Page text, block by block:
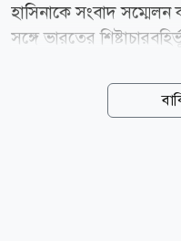
হাসিনাকে সংবাদ
সঙ্গে ভারতের
(৭ আগস্ট) এক বিবৃতিতে
মিয়া গোলাম পরওয়ার এই